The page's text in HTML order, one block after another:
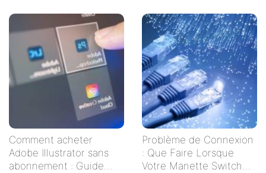
Comment acheter
Adobe Illustrator sans
abonnement : Guide
Problème de Connexion
: Que Faire Lorsque
Votre Manette Switch